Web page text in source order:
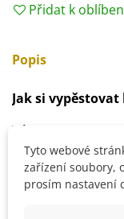
Přidat k
Popis
Jak si
Výsev semen
Pěstební spon
Půda musí být
6,5 - 7,5.
Tyto webové
zařízení soubory,
prosím nastavení